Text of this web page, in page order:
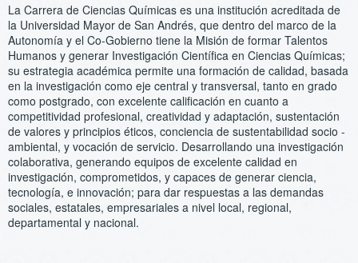
La Carrera de Ciencias Químicas es una institución acreditada de
la Universidad Mayor de San Andrés, que dentro del marco de la
Autonomía y el Co-Gobierno tiene la Misión de formar Talentos
Humanos y generar Investigación Científica en Ciencias Químicas;
su estrategia académica permite una formación de calidad, basada
en la investigación como eje central y transversal, tanto en grado
como postgrado, con excelente calificación en cuanto a
competitividad profesional, creatividad y adaptación, sustentación
de valores y principios éticos, conciencia de sustentabilidad socio -
ambiental, y vocación de servicio. Desarrollando una investigación
colaborativa, generando equipos de excelente calidad en
investigación, comprometidos, y capaces de generar ciencia,
tecnología, e innovación; para dar respuestas a las demandas
sociales, estatales, empresariales a nivel local, regional,
departamental y nacional.